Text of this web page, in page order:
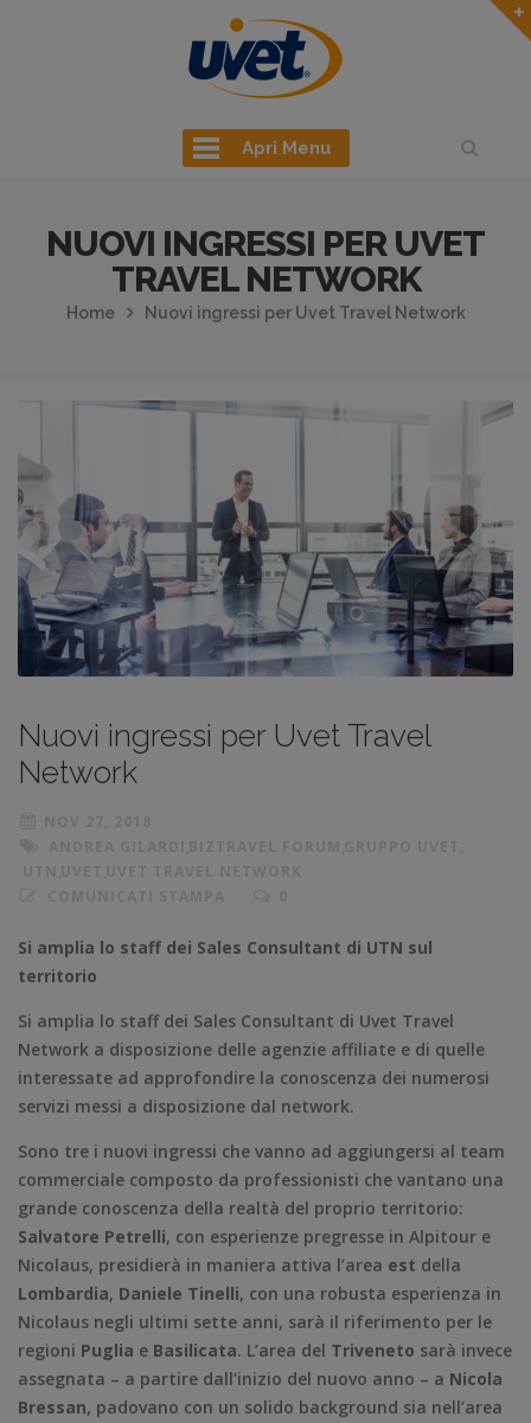
Apri Menu
NUOVI INGRESSI PER UVET
TRAVEL NETWORK
Home Nuovi ingressi per Uvet Travel Network
Nuovi ingressi per Uvet Travel
Network
Si amplia lo staff dei Sales Consultant di UTN sul
territorio
Si amplia lo staff dei Sales Consultant di Uvet Travel
Network a disposizione delle agenzie affiliate e di quelle
interessate ad approfondire la conoscenza dei numerosi
servizi messi a disposizione dal network.
Sono tre i nuovi ingressi che vanno ad aggiungersi al team
commerciale composto da professionisti che vantano una
grande conoscenza della realtà del proprio territorio:
Salvatore Petrelli, con esperienze pregresse in Alpitour e
Nicolaus, presidierà in maniera attiva l’area est della
Lombardia, Daniele Tinelli, con una robusta esperienza in
Nicolaus negli ultimi sette anni, sarà il riferimento per le
regioni Puglia e Basilicata. L’area del Triveneto sarà invece
assegnata – a partire dall’inizio del nuovo anno – a Nicola
Bressan, padovano con un solido background sia nell’area